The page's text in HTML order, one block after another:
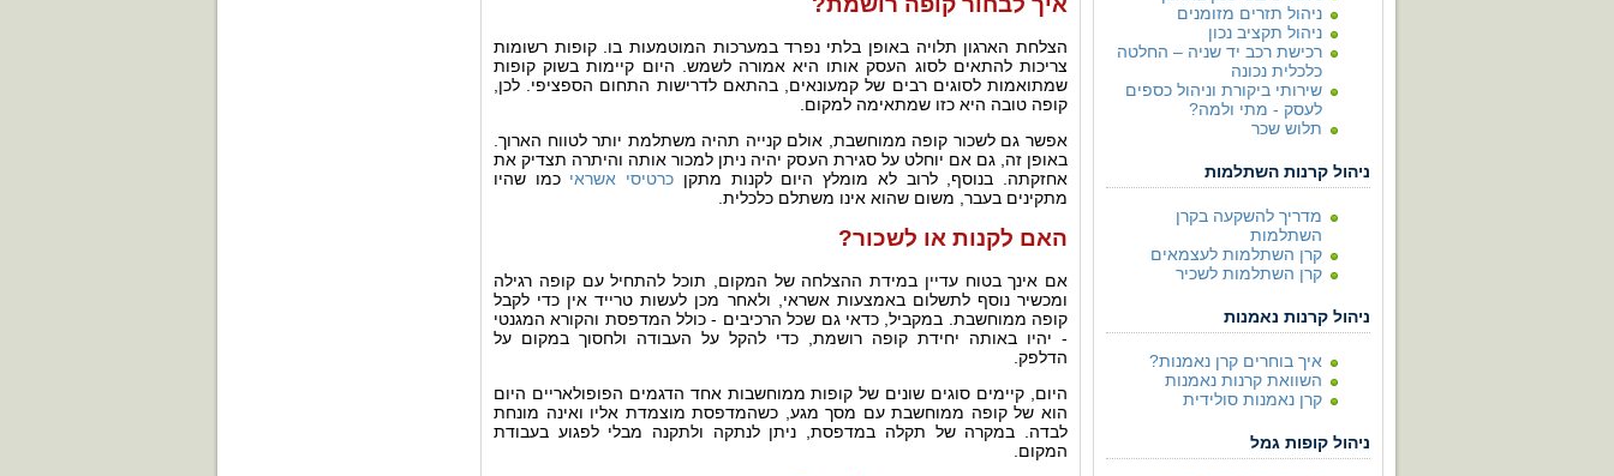
ניהול תזרים מזומנים
ניהול תקציב נכון
רכישת רכב יד שניה – החלטה
כלכלית נכונה
שירותי ביקורת וניהול כספים
לעסק - מתי ולמה?
תלוש שכר
ניהול קרנות השתלמות
מדריך להשקעה בקרן
השתלמות
קרן השתלמות לעצמאים
קרן השתלמות לשכיר
ניהול קרנות נאמנות
איך בוחרים קרן נאמנות?
השוואת קרנות נאמנות
קרן נאמנות סולידית
ניהול קופות גמל
הצלחת הארגון תלויה באופן בלתי נפרד במערכות המוטמעות בו. קופות רשומות
צריכות להתאים לסוג העסק אותו היא אמורה לשמש. היום קיימות בשוק קופות
שמתואמות לסוגים רבים של קמעונאים, בהתאם לדרישות התחום הספציפי. לכן,
קופה טובה היא כזו שמתאימה למקום.
אפשר גם לשכור קופה ממוחשבת, אולם קנייה תהיה משתלמת יותר לטווח הארוך.
באופן זה, גם אם יוחלט על סגירת העסק יהיה ניתן למכור אותה והיתרה תצדיק את
אחזקתה. בנוסף, לרוב לא מומלץ היום לקנות מתקן כרטיסי אשראי כמו שהיו
מתקינים בעבר, משום שהוא אינו משתלם כלכלית.
האם לקנות או לשכור?
אם אינך בטוח עדיין במידת ההצלחה של המקום, תוכל להתחיל עם קופה רגילה
ומכשיר נוסף לתשלום באמצעות אשראי, ולאחר מכן לעשות טרייד אין כדי לקבל
קופה ממוחשבת. במקביל, כדאי גם שכל הרכיבים - כולל המדפסת והקורא המגנטי
- יהיו באותה יחידת קופה רושמת, כדי להקל על העבודה ולחסוך במקום על
הדלפק.
היום, קיימים סוגים שונים של קופות ממוחשבות אחד הדגמים הפופולאריים היום
הוא של קופה ממוחשבת עם מסך מגע, כשהמדפסת מוצמדת אליו ואינה מונחת
לבדה. במקרה של תקלה במדפסת, ניתן לנתקה ולתקנה מבלי לפגוע בעבודת
המקום.